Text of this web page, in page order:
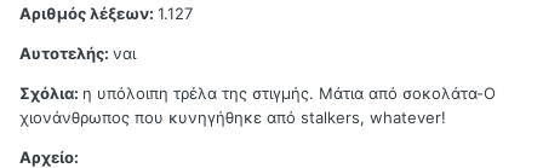
Αριθμός λέξεων: 1.127
Αυτοτελής: ναι
Σχόλια: η υπόλοιπη τρέλα της στιγμής. Μάτια από σοκολάτα-Ο
χιονάνθρωπος που κυνηγήθηκε από stalkers, whatever!
Αρχείο: